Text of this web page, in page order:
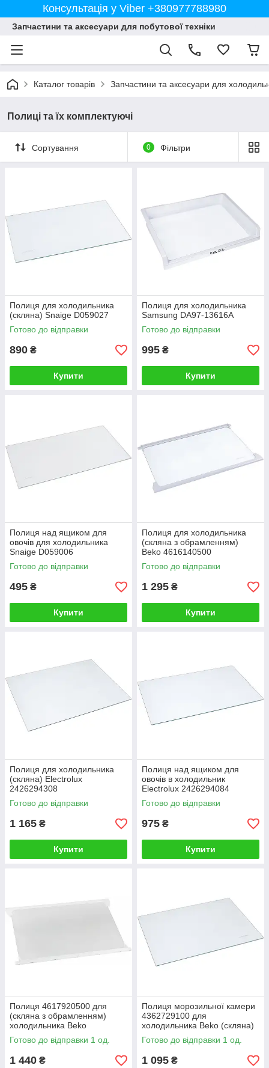
Консультація у Viber +380977788980
Запчастини та аксесуари для побутової техніки
Каталог товарів Запчастини та аксесуари для
Полиці та їх комплектуючі
Сортування 0 Фільтри
Полиця для холодильника
(скляна) Snaige D059027
Готово до відправки
890 ₴
Купити
Полиця для холодильника
Samsung DA97-13616A
Готово до відправки
995 ₴
Купити
Полиця над ящиком для
овочів для холодильника
Snaige D059006
Готово до відправки
495 ₴
Купити
Полиця для холодильника
(скляна з обрамленням)
Beko 4616140500
Готово до відправки
1 295 ₴
Купити
Полиця для холодильника
(скляна) Electrolux
2426294308
Готово до відправки
1 165 ₴
Купити
Полиця над ящиком для
овочів в холодильник
Electrolux 2426294084
Готово до відправки
975 ₴
Купити
Полиця 4617920500 для
(скляна з обрамленням)
холодильника Beko
Готово до відправки 1 од.
1 440 ₴
Полиця морозильної камери
4362729100 для
холодильника Beko (скляна)
Готово до відправки 1 од.
1 095 ₴